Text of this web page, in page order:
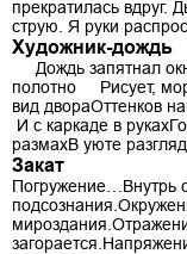
прекратилась вдруг.
струю. Я руки
Художник-дождь
Дождь запятнал
полотно Рисует,
вид двораОттенков
И с каркаде в
размахВ уюте
Закат
Погружение…Внутрь